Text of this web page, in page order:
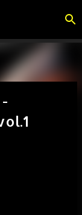
移動